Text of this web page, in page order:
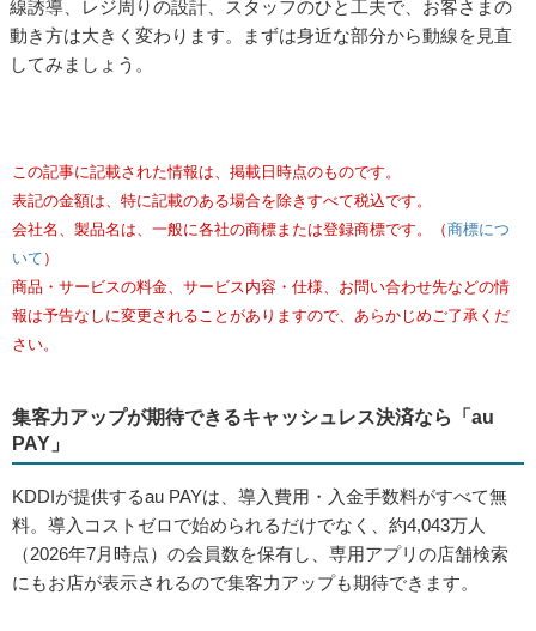
見えない“動き”が売上を変える
売上や顧客体験を高めるには、商品や価格だけでなく、「お客
さまがどう動いて、どこで立ち止まるか」という視点が欠かせ
ません。限られたスペースでも、回遊しやすいレイアウトや視
線誘導、レジ周りの設計、スタッフのひと工夫で、お客さまの
この記事に記載された情報は、掲載日時点のものです。
表記の金額は、特に記載のある場合を除きすべて税込です。
会社名、製品名は、一般に各社の商標または登録商標です。（商標につ
いて）